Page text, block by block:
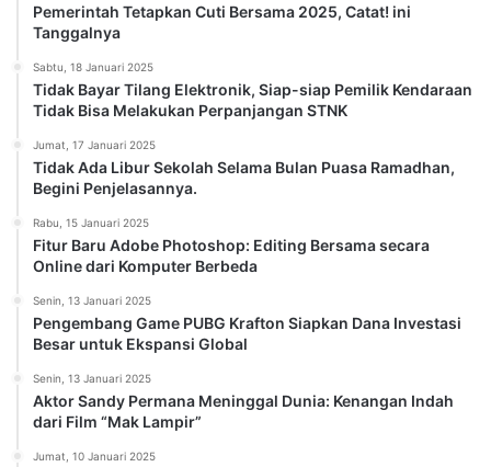
Pemerintah Tetapkan Cuti Bersama 2025, Catat! ini
Tanggalnya
Sabtu, 18 Januari 2025
Tidak Bayar Tilang Elektronik, Siap-siap Pemilik Kendaraan
Tidak Bisa Melakukan Perpanjangan STNK
Jumat, 17 Januari 2025
Tidak Ada Libur Sekolah Selama Bulan Puasa Ramadhan,
Begini Penjelasannya.
Rabu, 15 Januari 2025
Fitur Baru Adobe Photoshop: Editing Bersama secara
Online dari Komputer Berbeda
Senin, 13 Januari 2025
Pengembang Game PUBG Krafton Siapkan Dana Investasi
Besar untuk Ekspansi Global
Senin, 13 Januari 2025
Aktor Sandy Permana Meninggal Dunia: Kenangan Indah
dari Film “Mak Lampir”
Jumat, 10 Januari 2025